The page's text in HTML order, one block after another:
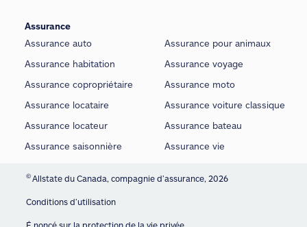
Assurance
Assurance auto
Assurance habitation
Assurance copropriétaire
Assurance locataire
Assurance locateur
Assurance saisonnière
Assurance pour animaux
Assurance voyage
Assurance moto
Assurance voiture classique
Assurance bateau
Assurance vie
©Allstate du Canada, compagnie d’assurance, 2026
Conditions d’utilisation
É noncé sur la protection de la vie privée